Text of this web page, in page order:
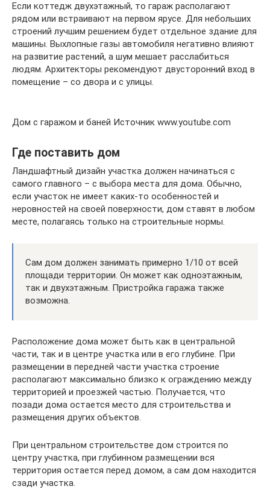
Если коттедж двухэтажный, то гараж располагают
рядом или встраивают на первом ярусе. Для небольших
строений лучшим решением будет отдельное здание для
машины. Выхлопные газы автомобиля негативно влияют
на развитие растений, а шум мешает расслабиться
людям. Архитекторы рекомендуют двусторонний вход в
помещение – со двора и с улицы.
Дом с гаражом и баней Источник www.youtube.com
Где поставить дом
Ландшафтный дизайн участка должен начинаться с
самого главного – с выбора места для дома. Обычно,
если участок не имеет каких-то особенностей и
неровностей на своей поверхности, дом ставят в любом
месте, полагаясь только на строительные нормы.
Сам дом должен занимать примерно 1/10 от всей
площади территории. Он может как одноэтажным,
так и двухэтажным. Пристройка гаража также
возможна.
Расположение дома может быть как в центральной
части, так и в центре участка или в его глубине. При
размещении в передней части участка строение
располагают максимально близко к ограждению между
территорией и проезжей частью. Получается, что
позади дома остается место для строительства и
размещения других объектов.
При центральном строительстве дом строится по
центру участка, при глубинном размещении вся
территория остается перед домом, а сам дом находится
сзади участка.